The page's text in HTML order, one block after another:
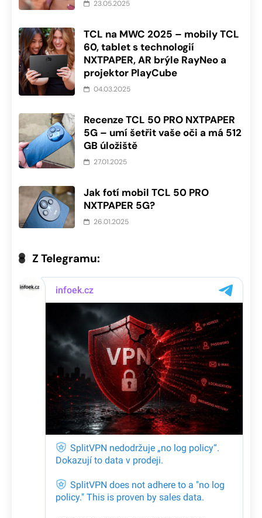
23.05.2025
TCL na MWC 2025 – mobily TCL
60, tablet s technologií
NXTPAPER, AR brýle RayNeo a
projektor PlayCube
04.03.2025
Recenze TCL 50 PRO NXTPAPER
5G – umí šetřit vaše oči a má 512
GB úložiště
27.01.2025
Jak fotí mobil TCL 50 PRO
NXTPAPER 5G?
26.01.2025
Z Telegramu: